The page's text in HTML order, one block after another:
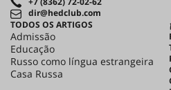
dir@hedclub.com
TODOS OS ARTIGOS
Admissão
Educação
Russo como língua estrangeira
Casa Russa